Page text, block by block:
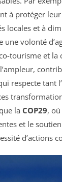
à protéger
locales et à
une volonté
tourisme et la
respecte tant
la COP29,
et le
d’actions